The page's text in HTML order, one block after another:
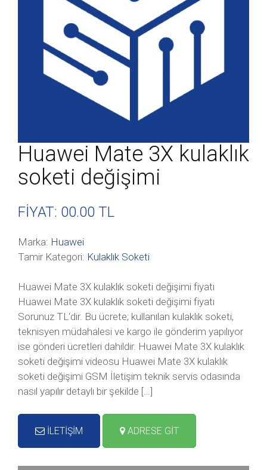
Huawei Mate 3X kulaklık
soketi değişimi
FİYAT: 00.00 TL
Marka: Huawei
Tamir Kategori: Kulaklık Soketi
Huawei Mate 3X kulaklık soketi değişimi fiyatı
Huawei Mate 3X kulaklık soketi değişimi fiyatı
Sorunuz TL‘dir. Bu ücrete; kullanılan kulaklık soketi,
teknisyen müdahalesi ve kargo ile gönderim yapılıyor
ise gönderi ücretleri dahildir. Huawei Mate 3X kulaklık
soketi değişimi videosu Huawei Mate 3X kulaklık
soketi değişimi GSM İletişim teknik servis odasında
nasıl yapılır detaylı bir şekilde […]
İLETİŞİM ADRESE GİT